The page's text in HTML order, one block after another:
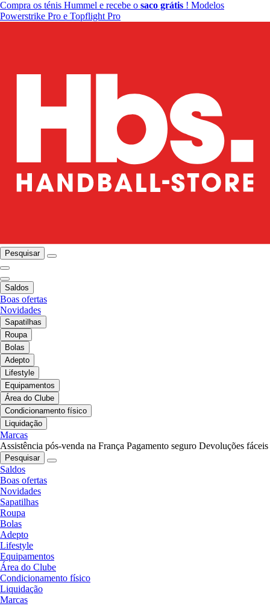
Compra os ténis Hummel e recebe o saco grátis ! Modelos
Powerstrike Pro e Topflight Pro
Pesquisar
Saldos
Boas ofertas
Novidades
Sapatilhas
Roupa
Bolas
Adepto
Lifestyle
Equipamentos
Área do Clube
Condicionamento físico
Liquidação
Marcas
Assistência pós-venda na França Pagamento seguro Devoluções fáceis
Pesquisar
Saldos
Boas ofertas
Novidades
Sapatilhas
Roupa
Bolas
Adepto
Lifestyle
Equipamentos
Área do Clube
Condicionamento físico
Liquidação
Marcas